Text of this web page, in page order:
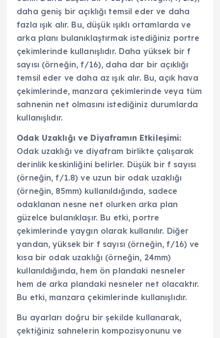
daha geniş bir açıklığı temsil eder ve daha
fazla ışık alır. Bu, düşük ışıklı ortamlarda ve
arka planı bulanıklaştırmak istediğiniz portre
çekimlerinde kullanışlıdır. Daha yüksek bir f
sayısı (örneğin, f/16), daha dar bir açıklığı
temsil eder ve daha az ışık alır. Bu, açık hava
çekimlerinde, manzara çekimlerinde veya tüm
sahnenin net olmasını istediğiniz durumlarda
kullanışlıdır.
Odak Uzaklığı ve Diyaframın Etkileşimi:
Odak uzaklığı ve diyafram birlikte çalışarak
derinlik keskinliğini belirler. Düşük bir f sayısı
(örneğin, f/1.8) ve uzun bir odak uzaklığı
(örneğin, 85mm) kullanıldığında, sadece
odaklanan nesne net olurken arka plan
güzelce bulanıklaşır. Bu etki, portre
çekimlerinde yaygın olarak kullanılır. Diğer
yandan, yüksek bir f sayısı (örneğin, f/16) ve
kısa bir odak uzaklığı (örneğin, 24mm)
kullanıldığında, hem ön plandaki nesneler
hem de arka plandaki nesneler net olacaktır.
Bu etki, manzara çekimlerinde kullanışlıdır.
Bu ayarları doğru bir şekilde kullanarak,
çektiğiniz sahnelerin kompozisyonunu ve